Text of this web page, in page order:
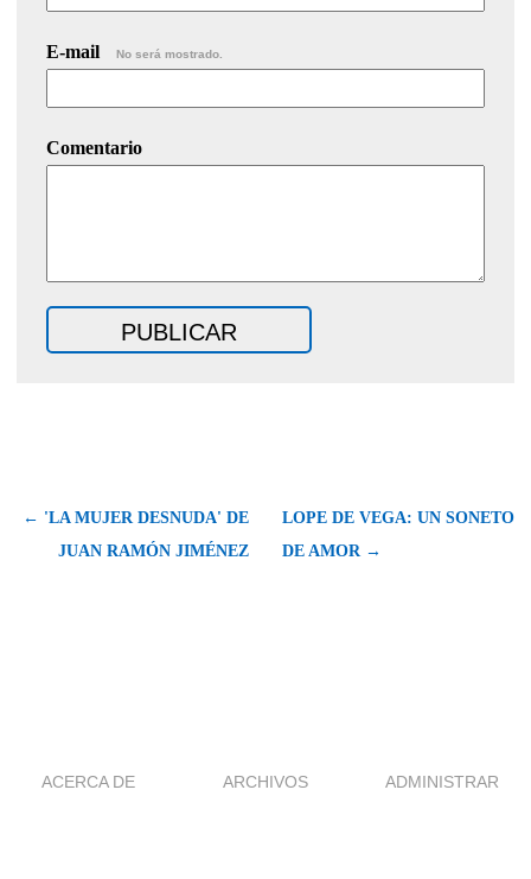
E-mail No será mostrado.
Comentario
← 'LA MUJER DESNUDA' DE
JUAN RAMÓN JIMÉNEZ
LOPE DE VEGA: UN SONETO
DE AMOR →
ACERCA DE ARCHIVOS ADMINISTRAR